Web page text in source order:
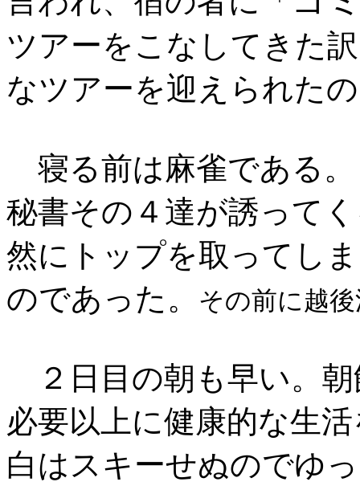
ツアーをこなしてきた
なツアーを迎えられた
寝る前は麻雀である。
秘書その４達が誘って
然にトップを取ってし
のであった。
その前に越
２日目の朝も早い。
必要以上に健康的な生
白はスキーせぬのでゆ